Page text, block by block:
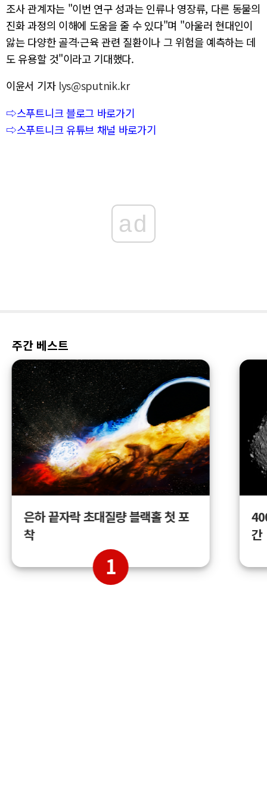
조사 관계자는 "이번 연구 성과는 인류나 영장류, 다른 동물의
진화 과정의 이해에 도움을 줄 수 있다"며 "아울러 현대인이
앓는 다양한 골격·근육 관련 질환이나 그 위험을 예측하는 데
도 유용할 것"이라고 기대했다.
이윤서 기자 lys@sputnik.kr
⇨스푸트니크 블로그 바로가기
⇨스푸트니크 유튜브 채널 바로가기
ad
주간 베스트
은하 끝자락 초대질량 블랙홀 첫 포
착
1
간